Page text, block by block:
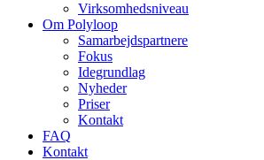
Virksomhedsniveau
Om Polyloop
Samarbejdspartnere
Fokus
Idegrundlag
Nyheder
Priser
Kontakt
FAQ
Kontakt